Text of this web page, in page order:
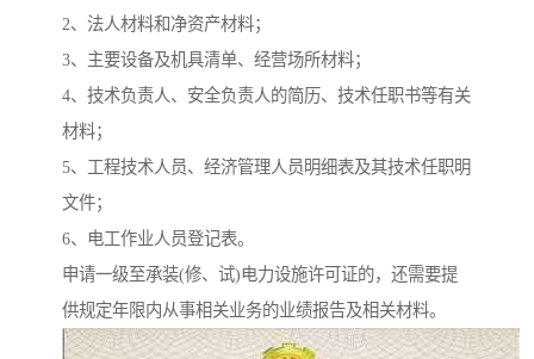
2、法人材料和净资产材料；
3、主要设备及机具清单、经营场所材料；
4、技术负责人、安全负责人的简历、技术任职书等有关
材料；
5、工程技术人员、经济管理人员明细表及其技术任职明
文件；
6、电工作业人员登记表。
申请一级至承装(修、试)电力设施许可证的，还需要提
供规定年限内从事相关业务的业绩报告及相关材料。